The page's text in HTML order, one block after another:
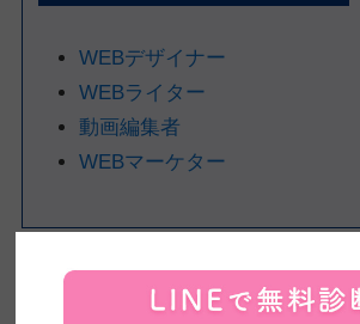
WEBデザイナー
WEBライター
動画編集者
WEBマーケター
インターネット環境があればパソコン一台で
種なので、旅をしながら仕事をしたい方にぴ